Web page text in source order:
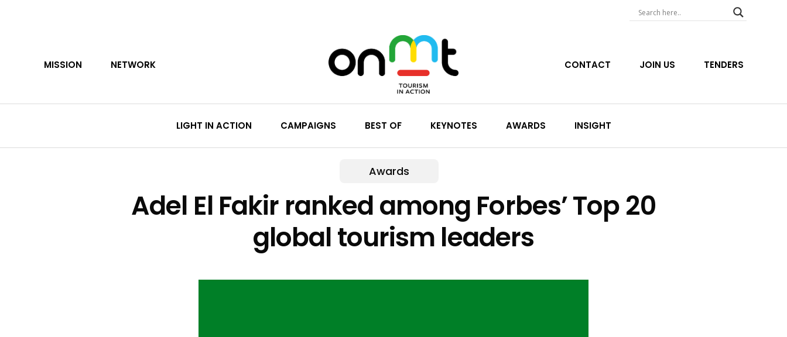
MISSION NETWORK CONTACT JOIN US TENDERS
LIGHT IN ACTION CAMPAIGNS BEST OF KEYNOTES AWARDS INSIGHT
Awards
Adel El Fakir ranked among Forbes’ Top 20
global tourism leaders